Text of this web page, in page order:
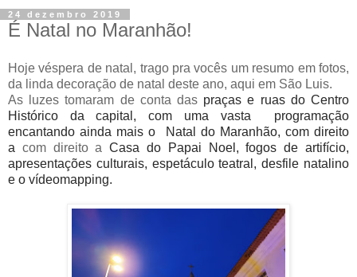
24 dezembro 2019
É Natal no Maranhão!
Hoje véspera de natal, trago pra vocês um resumo em fotos,
da linda decoração de natal deste ano, aqui em São Luis.
As luzes tomaram de conta das praças e ruas do Centro
Histórico da capital, com uma vasta
programação
encantando ainda mais o Natal do Maranhão, com direito
a com direito aCasa do Papai Noel,fogos de artifício,
apresentações culturais, espetáculo teatral, desfile natalino
e o vídeomapping.